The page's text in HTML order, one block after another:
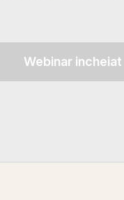
Webinar incheiat